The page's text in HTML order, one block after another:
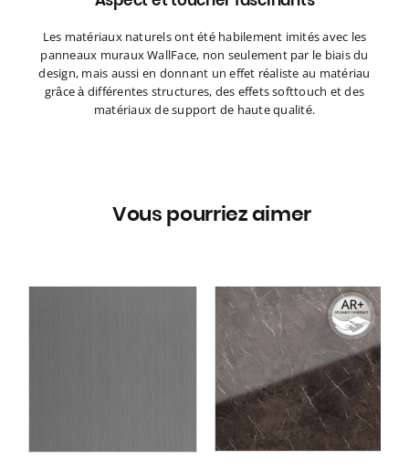
Les matériaux naturels ont été habilement imités avec les
panneaux muraux WallFace, non seulement par le biais du
design, mais aussi en donnant un effet réaliste au matériau
grâce à différentes structures, des effets softtouch et des
matériaux de support de haute qualité.
Vous pourriez aimer